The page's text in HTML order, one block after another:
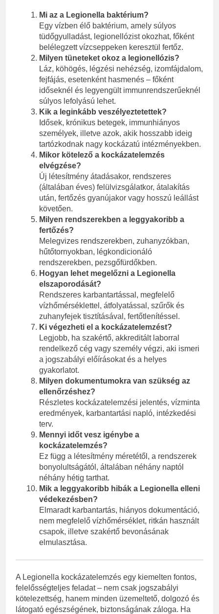
Mi az a Legionella baktérium?
Egy vízben élő baktérium, amely súlyos
tüdőgyulladást, legionellózist okozhat, főként
belélegzett vízcseppeken keresztül fertőz.
Milyen tüneteket okoz a legionellózis?
Láz, köhögés, légzési nehézség, izomfájdalom,
fejfájás, esetenként hasmenés – főként
időseknél és legyengült immunrendszerűeknél
súlyos lefolyású lehet.
Kik a leginkább veszélyeztetettek?
Idősek, krónikus betegek, immunhiányos
személyek, illetve azok, akik hosszabb ideig
tartózkodnak nagy kockázatú intézményekben.
Mikor kötelező a kockázatelemzés
elvégzése?
Új létesítmény átadásakor, rendszeres
(általában éves) felülvizsgálatkor, átalakítás
után, fertőzés gyanújakor vagy hosszú leállást
követően.
Milyen rendszerekben a leggyakoribb a
fertőzés?
Melegvizes rendszerekben, zuhanyzókban,
hűtőtornyokban, légkondicionáló
rendszerekben, pezsgőfürdőkben.
Hogyan lehet megelőzni a Legionella
elszaporodását?
Rendszeres karbantartással, megfelelő
vízhőmérséklettel, átfolyatással, szűrők és
zuhanyfejek tisztításával, fertőtlenítéssel.
Ki végezheti el a kockázatelemzést?
Legjobb, ha szakértő, akkreditált laborral
rendelkező cég vagy személy végzi, aki ismeri
a jogszabályi előírásokat és a helyes
gyakorlatot.
Milyen dokumentumokra van szükség az
ellenőrzéshez?
Részletes kockázatelemzési jelentés, vízminta
eredmények, karbantartási napló, intézkedési
terv.
Mennyi időt vesz igénybe a
kockázatelemzés?
Ez függ a létesítmény méretétől, a rendszerek
bonyolultságától, általában néhány naptól
néhány hétig tarthat.
Mik a leggyakoribb hibák a Legionella elleni
védekezésben?
Elmaradt karbantartás, hiányos dokumentáció,
nem megfelelő vízhőmérséklet, ritkán használt
csapok, illetve szakértő bevonásának
elmulasztása.
A Legionella kockázatelemzés egy kiemelten fontos,
felelősségteljes feladat – nem csak jogszabályi
kötelezettség, hanem minden üzemeltető, dolgozó és
látogató egészségének, biztonságának záloga. Ha